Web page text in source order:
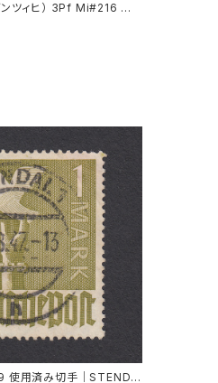
ンツィヒ） 3Pf Mi#216 使
2.9.1930
使用済み切手｜STENDA